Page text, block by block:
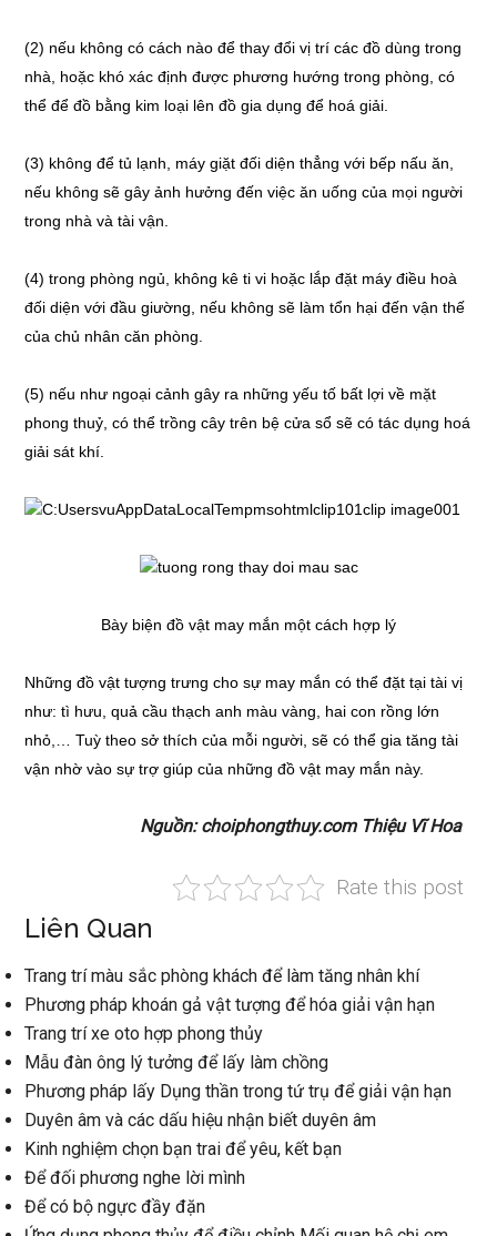
(2) nếu không có cách nào để thay đổi vị trí các đồ dùng trong
nhà, hoặc khó xác định được phương hướng trong phòng, có
thể để đồ bằng kim loại lên đồ gia dụng để hoá giải.
(3) không để tủ lạnh, máy giặt đối diện thẳng với bếp nấu ăn,
nếu không sẽ gây ảnh hưởng đến việc ăn uống của mọi người
trong nhà và tài vận.
(4) trong phòng ngủ, không kê ti vi hoặc lắp đặt máy điều hoà
đối diện với đầu giường, nếu không sẽ làm tổn hại đến vận thế
của chủ nhân căn phòng.
(5) nếu như ngoại cảnh gây ra những yếu tố bất lợi về mặt
phong thuỷ, có thể trồng cây trên bệ cửa sổ sẽ có tác dụng hoá
giải sát khí.
Bày biện đồ vật may mắn một cách hợp lý
Những đồ vật tượng trưng cho sự may mắn có thể đặt tại tài vị
như: tì hưu, quả cầu thạch anh màu vàng, hai con rồng lớn
nhỏ,… Tuỳ theo sở thích của mỗi người, sẽ có thể gia tăng tài
vận nhờ vào sự trợ giúp của những đồ vật may mắn này.
Nguồn: choiphongthuy.com Thiệu Vĩ Hoa
Rate this post
Liên Quan
Trang trí màu sắc phòng khách để làm tăng nhân khí
Phương pháp khoán gả vật tượng để hóa giải vận hạn
Trang trí xe oto hợp phong thủy
Mẫu đàn ông lý tưởng để lấy làm chồng
Phương pháp lấy Dụng thần trong tứ trụ để giải vận hạn
Duyên âm và các dấu hiệu nhận biết duyên âm
Kinh nghiệm chọn bạn trai để yêu, kết bạn
Để đối phương nghe lời mình
Để có bộ ngực đầy đặn